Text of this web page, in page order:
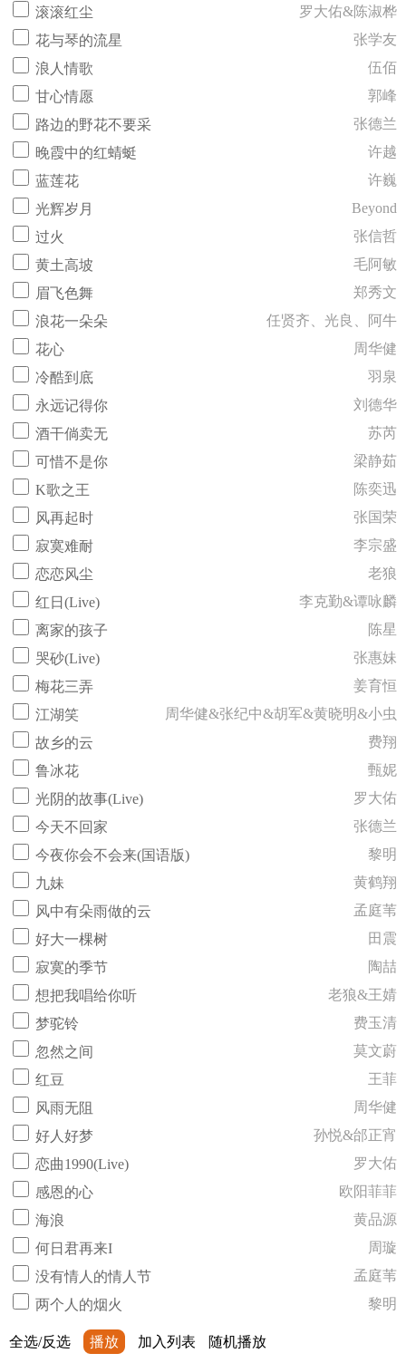
滚滚红尘
罗大佑&陈淑桦
花与琴的流星
张学友
浪人情歌
伍佰
甘心情愿
郭峰
路边的野花不要采
张德兰
晚霞中的红蜻蜓
许越
蓝莲花
许巍
光辉岁月
Beyond
过火
张信哲
黄土高坡
毛阿敏
眉飞色舞
郑秀文
浪花一朵朵
任贤齐、光良、阿牛
花心
周华健
冷酷到底
羽泉
永远记得你
刘德华
酒干倘卖无
苏芮
可惜不是你
梁静茹
K歌之王
陈奕迅
风再起时
张国荣
寂寞难耐
李宗盛
恋恋风尘
老狼
红日(Live)
李克勤&谭咏麟
离家的孩子
陈星
哭砂(Live)
张惠妹
梅花三弄
姜育恒
江湖笑
周华健&张纪中&胡军&黄晓明&小虫
故乡的云
费翔
鲁冰花
甄妮
光阴的故事(Live)
罗大佑
今天不回家
张德兰
今夜你会不会来(国语版)
黎明
九妹
黄鹤翔
风中有朵雨做的云
孟庭苇
好大一棵树
田震
寂寞的季节
陶喆
想把我唱给你听
老狼&王婧
梦驼铃
费玉清
忽然之间
莫文蔚
红豆
王菲
风雨无阻
周华健
好人好梦
孙悦&邰正宵
恋曲1990(Live)
罗大佑
感恩的心
欧阳菲菲
海浪
黄品源
何日君再来I
周璇
没有情人的情人节
孟庭苇
两个人的烟火
黎明
全选/反选 播放 加入列表 随机播放